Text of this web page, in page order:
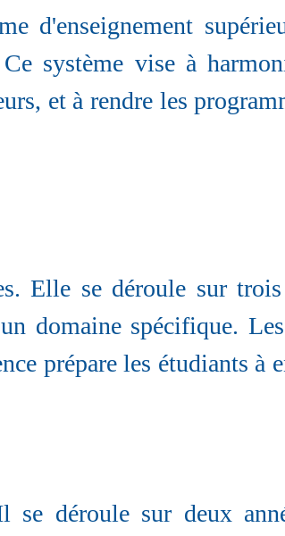
d'enseignement
système vise à
et à rendre les
Elle se déroule sur
domaine spécifique.
prépare les étudiants à
déroule sur deux